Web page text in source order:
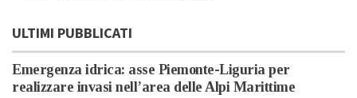
ULTIMI PUBBLICATI
Emergenza idrica: asse Piemonte-Liguria per
realizzare invasi nell’area delle Alpi Marittime